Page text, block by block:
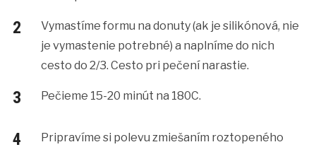
Vymastíme formu na donuty (ak je silikónová, nie
je vymastenie potrebné) a naplníme do nich
cesto do 2/3. Cesto pri pečení narastie.
Pečieme 15-20 minút na 180C.
Pripravíme si polevu zmiešaním roztopeného